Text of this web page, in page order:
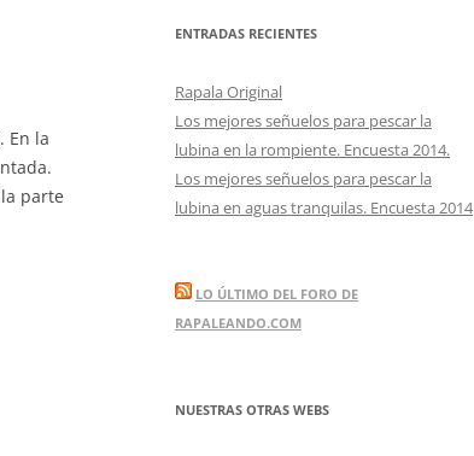
En la
parte
ENTRADAS RECIENTES
Rapala Original
Los mejores señuelos para pescar la
lubina en la rompiente. Encuesta 2014.
Los mejores señuelos para pescar la
lubina en aguas tranquilas. Encuesta 2014
LO ÚLTIMO DEL FORO DE
RAPALEANDO.COM
NUESTRAS OTRAS WEBS